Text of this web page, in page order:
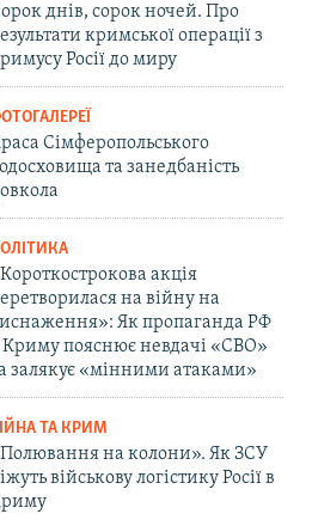
днів, сорок ночей. Про
кримської операції з
Росії до миру
Сімферопольського
та занедбаність
акція
на війну на
Як пропаганда РФ
Криму пояснює невдачі «СВО»
залякує «мінними атаками»
ТА КРИМ
на колони». Як ЗСУ
військову логістику Росії в